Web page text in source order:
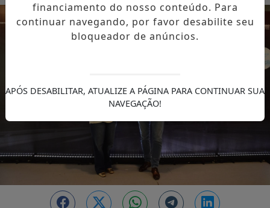
EM ALTA
financiamento do nosso conteúdo. Para
continuar navegando, por favor desabilite seu
bloqueador de anúncios.
APÓS DESABILITAR, ATUALIZE A PÁGINA PARA CONTINUAR SUA
NAVEGAÇÃO!